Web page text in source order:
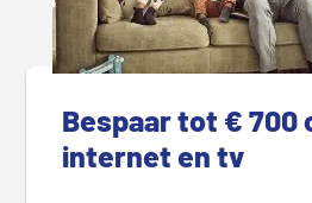
Bespaar tot € 700
internet en tv